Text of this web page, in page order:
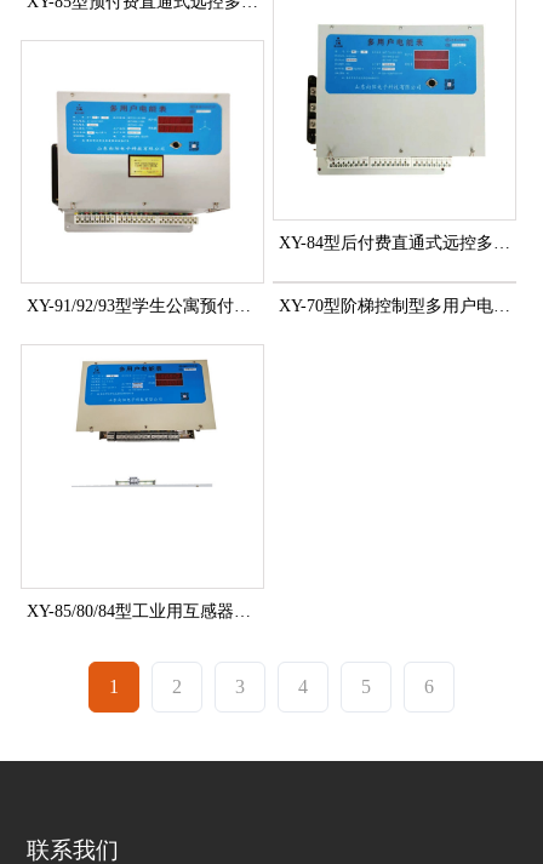
XY-91/92/93型学生公寓预付费远控多用户电能表
XY-84型后付费直通式远控多用户电能表
XY-70型阶梯控制型多用户电能表
1 2 3 4 5 6
联系我们